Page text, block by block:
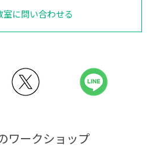
室に問い合わせる
ワークショップ